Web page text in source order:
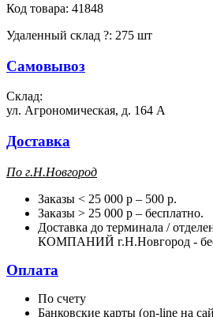
Код товара: 41848
Удаленный склад ?: 275 шт
Самовывоз
Склад:
ул. Агрономическая, д. 164 А
Доставка
По г.Н.Новгород
Заказы < 25 000 р – 500 р.
Заказы > 25 000 р – бесплатно.
Доставка до терминала /
КОМПАНИЙ г.Н.Новгород -
Оплата
По счету
Банковские карты (on-line на